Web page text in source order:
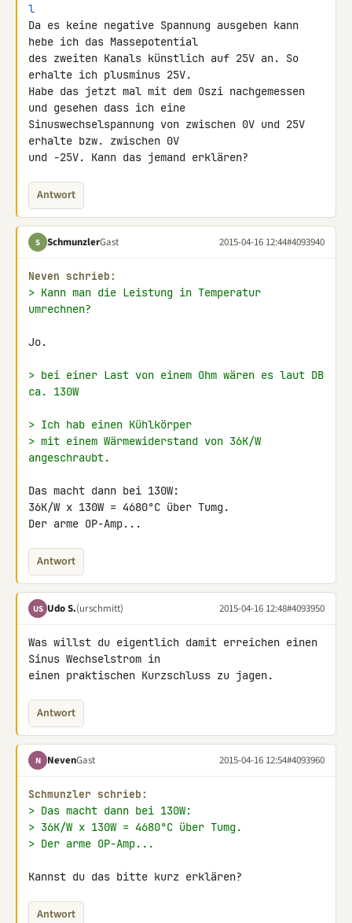
l
Da es keine negative Spannung ausgeben kann
hebe ich das Massepotential
des zweiten Kanals künstlich auf 25V an. So
erhalte ich plusminus 25V.
Habe das jetzt mal mit dem Oszi nachgemessen
und gesehen dass ich eine
Sinuswechselspannung von zwischen 0V und 25V
erhalte bzw. zwischen 0V
und -25V. Kann das jemand erklären?
Antwort
S SchmunzlerGast 2015-04-16 12:44#4093940
Neven schrieb:
> Kann man die Leistung in Temperatur
umrechnen?
Jo.
> bei einer Last von einem Ohm wären es laut DB
ca. 130W
> Ich hab einen Kühlkörper
> mit einem Wärmewiderstand von 36K/W
angeschraubt.
Das macht dann bei 130W:
36K/W x 130W = 4680°C über Tumg.
Der arme OP-Amp...
Antwort
US Udo S.(urschmitt) 2015-04-16 12:48#4093950
Was willst du eigentlich damit erreichen einen
Sinus Wechselstrom in
einen praktischen Kurzschluss zu jagen.
Antwort
N NevenGast 2015-04-16 12:54#4093960
Schmunzler schrieb:
> Das macht dann bei 130W:
> 36K/W x 130W = 4680°C über Tumg.
> Der arme OP-Amp...
Kannst du das bitte kurz erklären?
Antwort